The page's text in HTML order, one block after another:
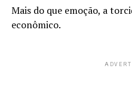
Mais do que emoção, a
econômico.